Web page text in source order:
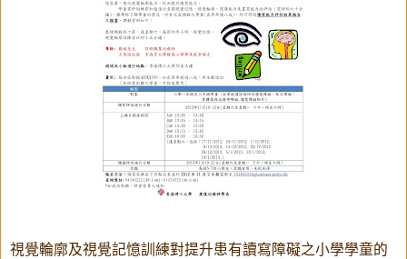
視覺輪廓及視覺記憶訓練對提升患有讀寫障礙之小學學童的